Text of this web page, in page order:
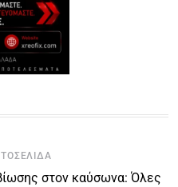
στον καύσωνα: Όλες